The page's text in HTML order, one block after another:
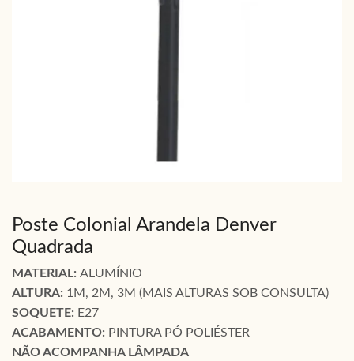
Poste Colonial Arandela Denver
Quadrada
MATERIAL: ALUMÍNIO
ALTURA: 1M, 2M, 3M (MAIS ALTURAS SOB CONSULTA)
SOQUETE: E27
ACABAMENTO: PINTURA PÓ POLIÉSTER
NÃO ACOMPANHA LÂMPADA